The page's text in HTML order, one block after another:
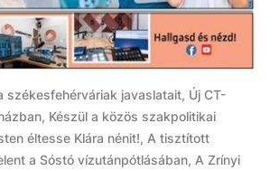
székesfehérváriak javaslatait, Új CT-
Készül a közös szakpolitikai
éltesse Klára nénit!, A tisztított
a Sóstó vízutánpótlásában, A Zrínyi